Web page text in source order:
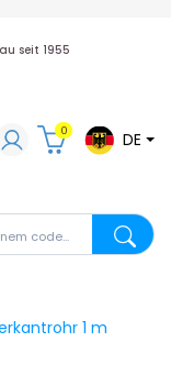
seit 1955
einem
Suche
0 DE
1 m